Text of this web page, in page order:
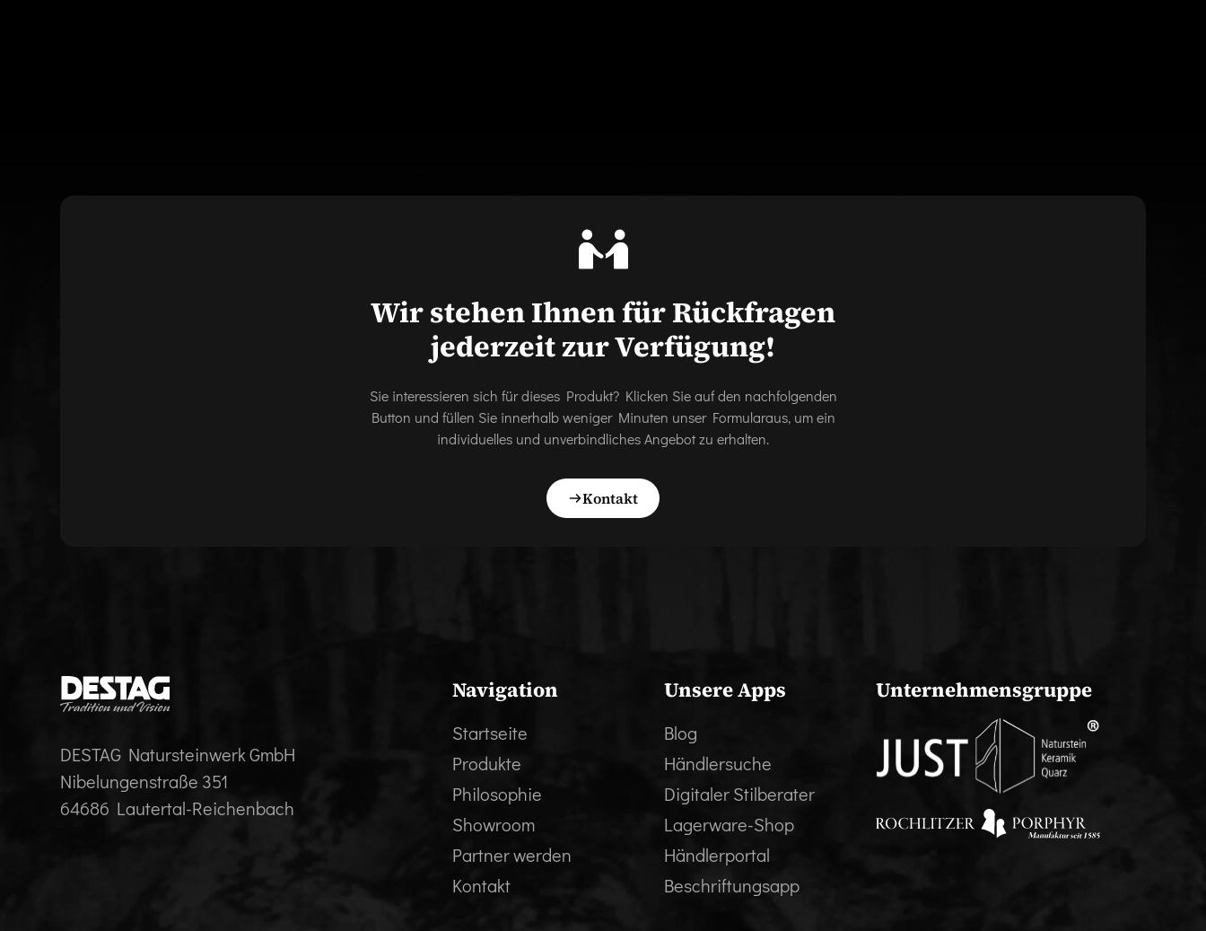
Wir stehen Ihnen für Rückfragen
jederzeit zur Verfügung!
Sie interessieren sich für dieses Produkt? Klicken Sie auf den nachfolgenden
Button und füllen Sie innerhalb weniger Minuten unser Formularaus, um ein
individuelles und unverbindliches Angebot zu erhalten.
Kontakt
DESTAG Natursteinwerk GmbH
Nibelungenstraße 351
64686 Lautertal-Reichenbach
Navigation
Startseite
Produkte
Philosophie
Showroom
Partner werden
Kontakt
Unsere Apps
Blog
Händlersuche
Digitaler Stilberater
Lagerware-Shop
Händlerportal
Beschriftungsapp
Unternehmensgruppe